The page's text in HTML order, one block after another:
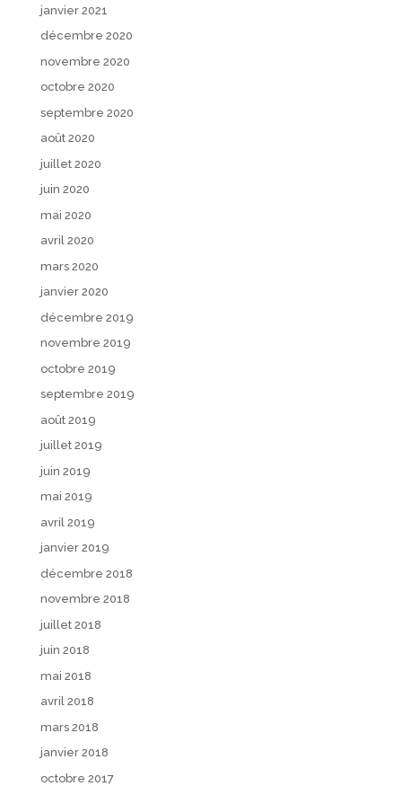
janvier 2021
décembre 2020
novembre 2020
octobre 2020
septembre 2020
août 2020
juillet 2020
juin 2020
mai 2020
avril 2020
mars 2020
janvier 2020
décembre 2019
novembre 2019
octobre 2019
septembre 2019
août 2019
juillet 2019
juin 2019
mai 2019
avril 2019
janvier 2019
décembre 2018
novembre 2018
juillet 2018
juin 2018
mai 2018
avril 2018
mars 2018
janvier 2018
octobre 2017